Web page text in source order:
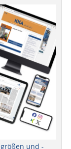
und -